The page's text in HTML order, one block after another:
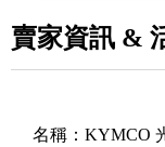
賣家資訊 &
名稱： KYMCO